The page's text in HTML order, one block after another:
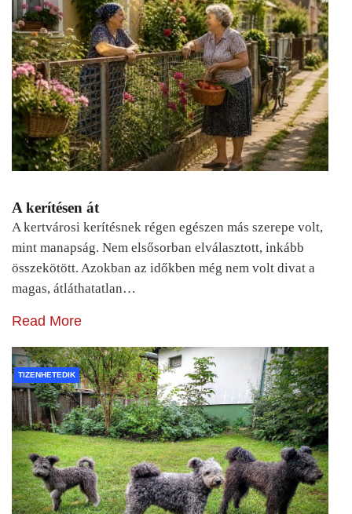
A kerítésen át
A kertvárosi kerítésnek régen egészen más szerepe volt,
mint manapság. Nem elsősorban elválasztott, inkább
összekötött. Azokban az időkben még nem volt divat a
magas, átláthatatlan…
Read More
TIZENHETEDIK